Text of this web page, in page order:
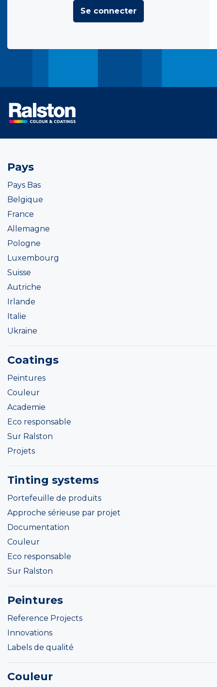
Se connecter
Pays
Pays Bas
Belgique
France
Allemagne
Pologne
Luxembourg
Suisse
Autriche
Irlande
Italie
Ukraine
Coatings
Peintures
Couleur
Academie
Eco responsable
Sur Ralston
Projets
Tinting systems
Portefeuille de produits
Approche sérieuse par projet
Documentation
Couleur
Eco responsable
Sur Ralston
Peintures
Reference Projects
Innovations
Labels de qualité
Couleur